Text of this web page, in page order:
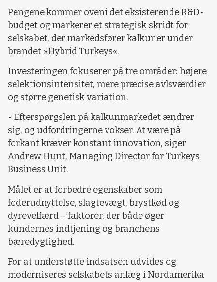
Pengene kommer oveni det eksisterende R&D-
budget og markerer et strategisk skridt for
selskabet, der markedsfører kalkuner under
brandet »Hybrid Turkeys«.
Investeringen fokuserer på tre områder: højere
selektionsintensitet, mere præcise avlsværdier
og større genetisk variation.
- Efterspørgslen på kalkunmarkedet ændrer
sig, og udfordringerne vokser. At være på
forkant kræver konstant innovation, siger
Andrew Hunt, Managing Director for Turkeys
Business Unit.
Målet er at forbedre egenskaber som
foderudnyttelse, slagtevægt, brystkød og
dyrevelfærd – faktorer, der både øger
kundernes indtjening og branchens
bæredygtighed.
For at understøtte indsatsen udvides og
moderniseres selskabets anlæg i Nordamerika